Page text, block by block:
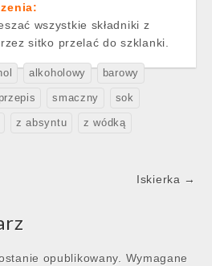
wszystkie składniki z
sitko przelać do szklanki.
alkoholowy barowy
przepis smaczny sok
z absyntu z wódką
Iskierka →
opublikowany.
Wymagane